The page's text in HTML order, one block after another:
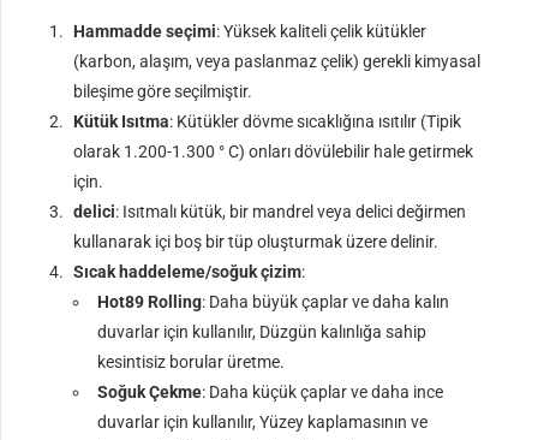
Hammadde seçimi: Yüksek kaliteli çelik kütükler
(karbon, alaşım, veya paslanmaz çelik) gerekli kimyasal
bileşime göre seçilmiştir.
Kütük Isıtma: Kütükler dövme sıcaklığına ısıtılır (Tipik
olarak 1.200-1.300 ° C) onları dövülebilir hale getirmek
için.
delici: Isıtmalı kütük, bir mandrel veya delici değirmen
kullanarak içi boş bir tüp oluşturmak üzere delinir.
Sıcak haddeleme/soğuk çizim:
Hot89 Rolling: Daha büyük çaplar ve daha kalın
duvarlar için kullanılır, Düzgün kalınlığa sahip
kesintisiz borular üretme.
Soğuk Çekme: Daha küçük çaplar ve daha ince
duvarlar için kullanılır, Yüzey kaplamasının ve